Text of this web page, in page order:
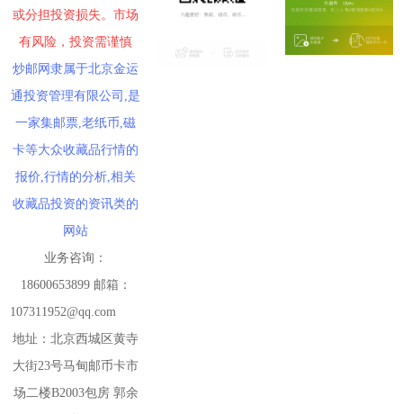
或分担投资损失。市场
有风险，投资需谨慎
炒邮网隶属于北京金运
通投资管理有限公司,是
一家集邮票,老纸币,磁
卡等大众收藏品行情的
报价,行情的分析,相关
收藏品投资的资讯类的
网站
业务咨询：
18600653899 邮箱：
107311952@qq.com
地址：北京西城区黄寺
大街23号马甸邮币卡市
场二楼B2003包房 郭余